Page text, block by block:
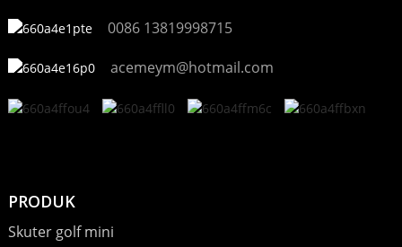
0086 13819998715
acemeym@hotmail.com
PRODUK
Skuter golf mini